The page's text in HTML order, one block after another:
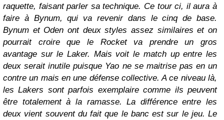
raquette, faisant parler sa technique. Ce tour ci, il aura à
faire à Bynum, qui va revenir dans le cinq de base.
Bynum et Oden ont deux styles assez similaires et on
pourrait croire que le Rocket va prendre un gros
avantage sur le Laker. Mais voit le match up entre les
deux serait inutile puisque Yao ne se maitrise pas en un
contre un mais en une défense collective. A ce niveau là,
les Lakers sont parfois exemplaire comme ils peuvent
être totalement à la ramasse. La différence entre les
deux vient souvent du fait que le banc est sur le jeu. Le